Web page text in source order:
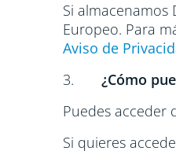
Si almacenamos
Europeo. Para
Aviso de
3. ¿Cómo
Puedes acceder
Si quieres